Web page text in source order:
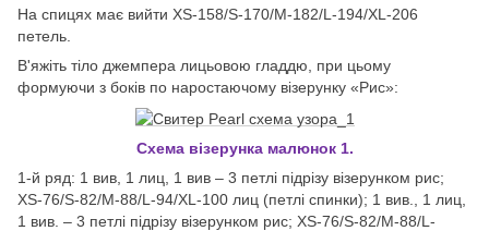
На спицях має вийти XS-158/S-170/M-182/L-194/XL-206
петель.
В'яжіть тіло джемпера лицьовою гладдю, при цьому
формуючи з боків по наростаючому візерунку «Рис»:
Схема візерунка малюнок 1.
1-й ряд: 1 вив, 1 лиц, 1 вив – 3 петлі підрізу візерунком рис;
XS-76/S-82/M-88/L-94/XL-100 лиц (петлі спинки); 1 вив., 1 лиц,
1 вив. – 3 петлі підрізу візерунком рис; XS-76/S-82/M-88/L-